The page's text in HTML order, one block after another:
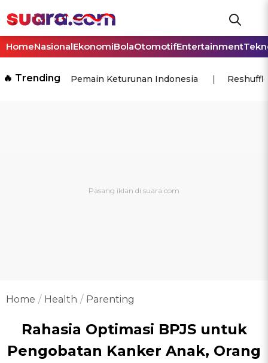
HomeNasionalEkonomiBolaOtomotifEntertainment
🔥 Trending Pemain Keturunan Indonesia
Home Health Parenting
Rahasia Optimasi BPJS untuk
Pengobatan Kanker Anak, Orang